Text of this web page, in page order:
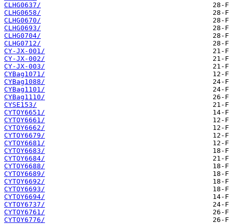
CLHG0637/
CLHG0658/
CLHG0670/
CLHG0693/
CLHG0704/
CLHG0712/
CY-JX-001/
CY-JX-002/
CY-JX-003/
CYBag1071/
CYBag1088/
CYBag1101/
CYBag1110/
CYSE153/
CYTOY6651/
CYTOY6661/
CYTOY6662/
CYTOY6679/
CYTOY6681/
CYTOY6683/
CYTOY6684/
CYTOY6688/
CYTOY6689/
CYTOY6692/
CYTOY6693/
CYTOY6694/
CYTOY6737/
CYTOY6761/
CYTOY6776/